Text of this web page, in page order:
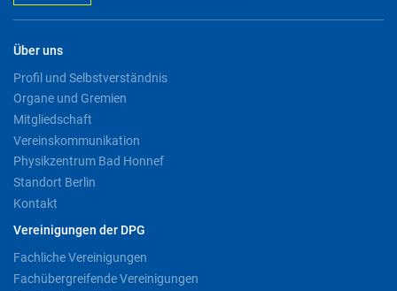
Über uns
Profil und Selbstverständnis
Organe und Gremien
Mitgliedschaft
Vereinskommunikation
Physikzentrum Bad Honnef
Standort Berlin
Kontakt
Vereinigungen der DPG
Fachliche Vereinigungen
Fachübergreifende Vereinigungen